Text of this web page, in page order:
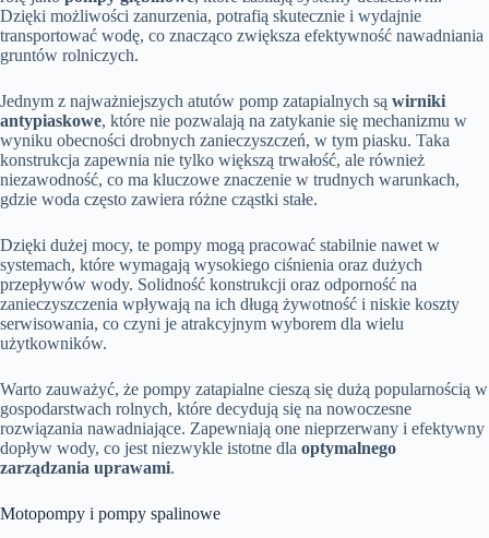
Dzięki możliwości zanurzenia, potrafią skutecznie i wydajnie
transportować wodę, co znacząco zwiększa efektywność nawadniania
gruntów rolniczych.
Jednym z najważniejszych atutów pomp zatapialnych są wirniki
antypiaskowe, które nie pozwalają na zatykanie się mechanizmu w
wyniku obecności drobnych zanieczyszczeń, w tym piasku. Taka
konstrukcja zapewnia nie tylko większą trwałość, ale również
niezawodność, co ma kluczowe znaczenie w trudnych warunkach,
gdzie woda często zawiera różne cząstki stałe.
Dzięki dużej mocy, te pompy mogą pracować stabilnie nawet w
systemach, które wymagają wysokiego ciśnienia oraz dużych
przepływów wody. Solidność konstrukcji oraz odporność na
zanieczyszczenia wpływają na ich długą żywotność i niskie koszty
serwisowania, co czyni je atrakcyjnym wyborem dla wielu
użytkowników.
Warto zauważyć, że pompy zatapialne cieszą się dużą popularnością w
gospodarstwach rolnych, które decydują się na nowoczesne
rozwiązania nawadniające. Zapewniają one nieprzerwany i efektywny
dopływ wody, co jest niezwykle istotne dla optymalnego
zarządzania uprawami.
Motopompy i pompy spalinowe